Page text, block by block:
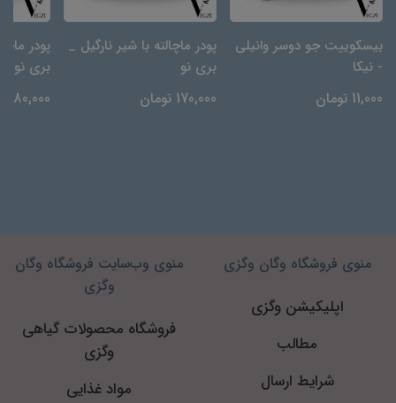
بیسکوییت جو دوسر وانیلی
- نیکا
11,000 تومان
پودر ماچالته با شیر نارگیل _
بری نو
170,000 تومان
پودر
بری نو
180,000 تومان
منوی فروشگاه وگان وگزی
اپلیکیشن وگزی
مطالب
شرایط ارسال
منوی وب‌سایت فروشگاه وگان
وگزی
فروشگاه محصولات گیاهی
وگزی
مواد غذایی